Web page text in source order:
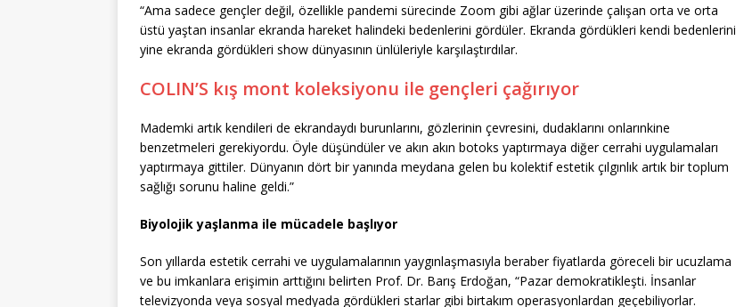
“Ama sadece gençler değil, özellikle pandemi sürecinde Zoom gibi ağlar üzerinde çalışan orta ve orta
üstü yaştan insanlar ekranda hareket halindeki bedenlerini gördüler. Ekranda gördükleri kendi bedenlerini
yine ekranda gördükleri show dünyasının ünlüleriyle karşılaştırdılar.
COLIN’S kış mont koleksiyonu ile gençleri çağırıyor
Mademki artık kendileri de ekrandaydı burunlarını, gözlerinin çevresini, dudaklarını onlarınkine
benzetmeleri gerekiyordu. Öyle düşündüler ve akın akın botoks yaptırmaya diğer cerrahi uygulamaları
yaptırmaya gittiler. Dünyanın dört bir yanında meydana gelen bu kolektif estetik çılgınlık artık bir toplum
sağlığı sorunu haline geldi.”
Biyolojik yaşlanma ile mücadele başlıyor
Son yıllarda estetik cerrahi ve uygulamalarının yaygınlaşmasıyla beraber fiyatlarda göreceli bir ucuzlama
ve bu imkanlara erişimin arttığını belirten Prof. Dr. Barış Erdoğan, “Pazar demokratikleşti. İnsanlar
televizyonda veya sosyal medyada gördükleri starlar gibi birtakım operasyonlardan geçebiliyorlar.